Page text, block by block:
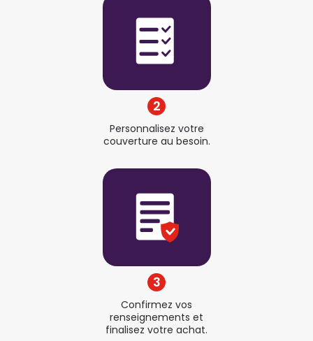
2
Personnalisez votre
couverture au besoin.
3
Confirmez vos
renseignements et
finalisez votre achat.